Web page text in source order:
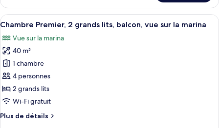
très
grand
lit
et
1
canapé-
lit,
balcon
Chambre
Premier,
1
grand
lit
et
canapé-
lit,
balcon
Afficher
toutes
les
photos
pour
ce
type
de
chambre :
Chambre
Une chambre d’hôtel moderne avec
6
Chambre Premier, 2 grands lits, balcon, vue sur la marina
Vue sur la marina
40 m²
1 chambre
4 personnes
2 grands lits
Wi-Fi gratuit
Plus de détails
Plus